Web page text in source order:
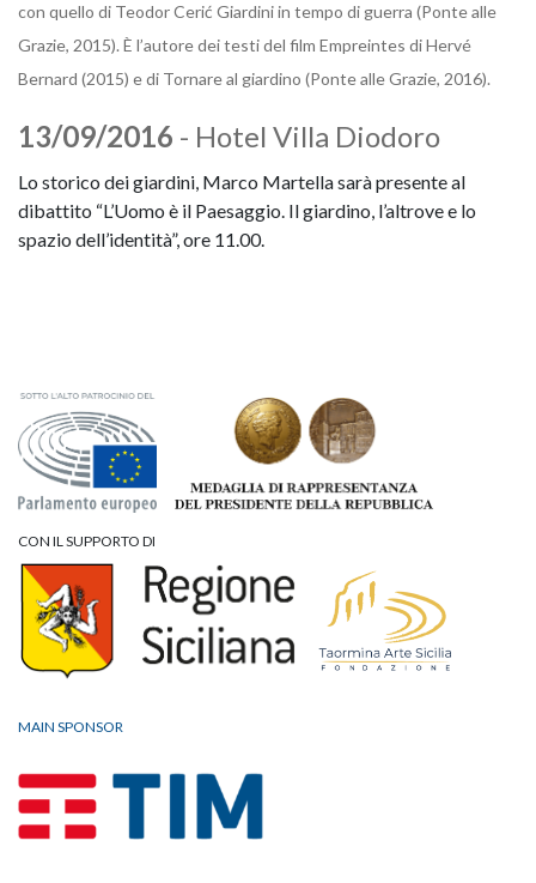
con quello di Teodor Cerić Giardini in tempo di guerra (Ponte alle
Grazie, 2015). È l’autore dei testi del film Empreintes di Hervé
Bernard (2015) e di Tornare al giardino (Ponte alle Grazie, 2016).
13/09/2016 - Hotel Villa Diodoro
Lo storico dei giardini, Marco Martella sarà presente al
dibattito “L’Uomo è il Paesaggio. Il giardino, l’altrove e lo
spazio dell’identità”, ore 11.00.
CON IL SUPPORTO DI
MAIN SPONSOR